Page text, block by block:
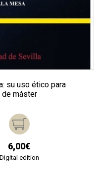
su uso ético para
de máster
6,00€
Digital edition